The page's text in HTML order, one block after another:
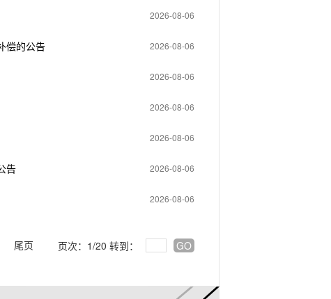
2026-08-06
偿的公告 2026-08-06
2026-08-06
2026-08-06
2026-08-06
告 2026-08-06
2026-08-06
尾页 页次：1/20 转到： GO